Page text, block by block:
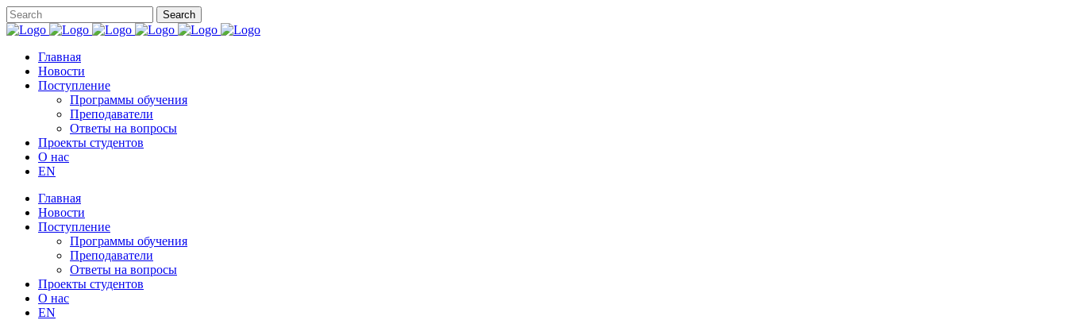
Главная
Новости
Поступление
Программы обучения
Преподаватели
Ответы на вопросы
Проекты студентов
О нас
EN
Главная
Новости
Поступление
Программы обучения
Преподаватели
Ответы на вопросы
Проекты студентов
О нас
EN